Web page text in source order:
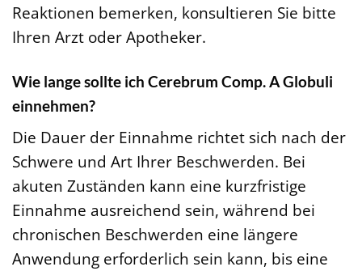
Reaktionen bemerken, konsultieren Sie bitte
Ihren Arzt oder Apotheker.
Wie lange sollte ich Cerebrum Comp. A Globuli
einnehmen?
Die Dauer der Einnahme richtet sich nach der
Schwere und Art Ihrer Beschwerden. Bei
akuten Zuständen kann eine kurzfristige
Einnahme ausreichend sein, während bei
chronischen Beschwerden eine längere
Anwendung erforderlich sein kann, bis eine